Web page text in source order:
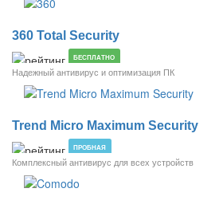
360 Total Security
БЕСПЛАТНО
Надежный антивирус и оптимизация ПК
Trend Micro Maximum Security
ПРОБНАЯ
Комплексный антивирус для всех устройств